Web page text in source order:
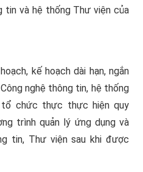
tin và hệ thống Thư viện của
kế hoạch dài hạn, ngắn
nghệ thông tin, hệ thống
chức thực thực hiện quy
trình quản lý ứng dụng và
tin, Thư viện sau khi được